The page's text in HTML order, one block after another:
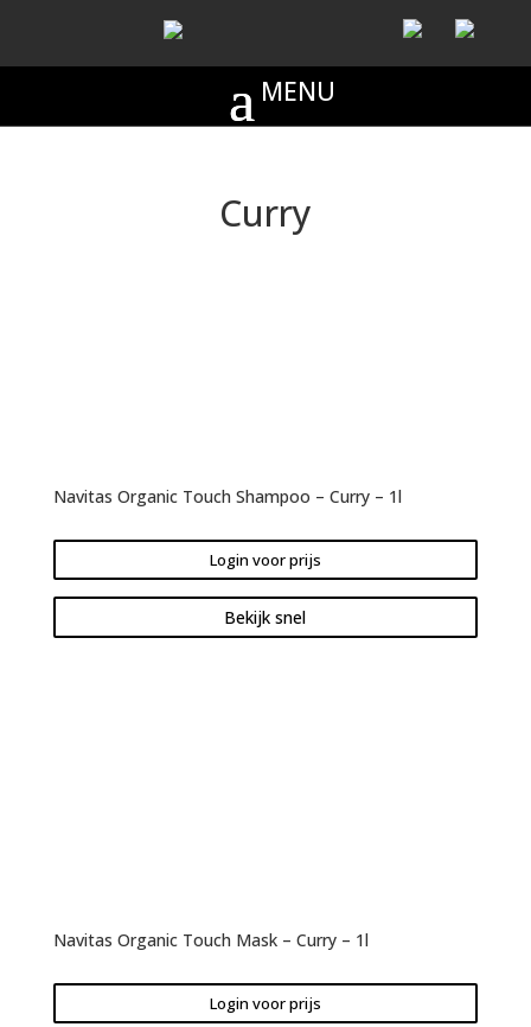
Curry
Navitas Organic Touch Shampoo – Curry – 1l
Login voor prijs
Bekijk snel
Navitas Organic Touch Mask – Curry – 1l
Login voor prijs